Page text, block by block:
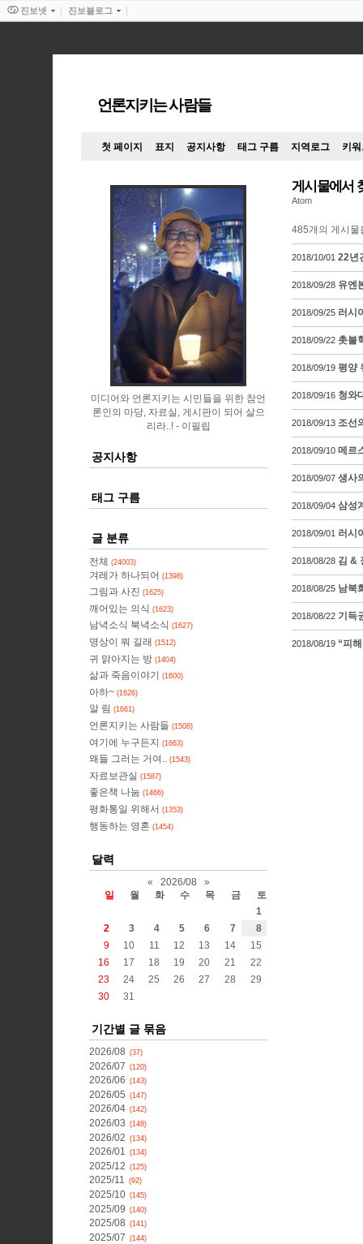
언론지키는 사람들
첫 페이지 표지 공지사항 태그 구름 지역로그 키
게시물에서
Atom
485개의 게시물
2018/10/01 22년
2018/09/28 유엔
2018/09/25 러시
2018/09/22 촛불
2018/09/19 평양
2018/09/16 청와
2018/09/13 조선
2018/09/10 메르
2018/09/07 생사
2018/09/04 삼성
2018/09/01 러시
2018/08/28 김 &
2018/08/25 남북
2018/08/22 기득
2018/08/19 “피
미디어와 언론지키는 시민들을 위한 참언
론인의 마당, 자료실, 게시판이 되어 살으
리라..!
이필립
공지사항
태그 구름
글 분류
전체 (24003)
겨레가 하나되어 (1398)
그림과 사진 (1625)
깨어있는 의식 (1623)
남녁소식 북녁소식 (1627)
명상이 뭐 길래 (1512)
귀 맑아지는 방 (1404)
삶과 죽음이야기 (1600)
아하~ (1626)
알 림 (1661)
언론지키는 사람들 (1508)
여기에 누구든지 (1663)
왜들 그러는 거여.. (1543)
자료보관실 (1587)
좋은책 나눔 (1466)
평화통일 위해서 (1353)
행동하는 영혼 (1454)
달력
« 2026/08
»
일
월 화 수 목 금
토
1
2
3 4 5 6 7
8
9
10 11 12 13 14
15
16
17 18 19 20 21
22
23
24 25 26 27 28
29
30
31
기간별 글 묶음
2026/08 (37)
2026/07 (120)
2026/06 (143)
2026/05 (147)
2026/04 (142)
2026/03 (148)
2026/02 (134)
2026/01 (134)
2025/12 (125)
2025/11 (92)
2025/10 (145)
2025/09 (140)
2025/08 (141)
2025/07 (144)
진보넷 진보블로그